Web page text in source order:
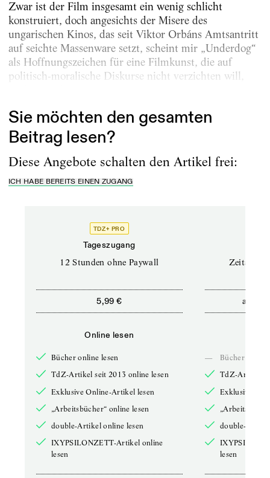
Zwar ist der Film insgesamt ein wenig schlicht
konstruiert, doch angesichts der Misere des
ungarischen Kinos, das seit Viktor Orbáns Amtsantritt
auf seichte Massenware setzt, scheint mir „Underdog“
als Hoffnungszeichen für eine Filmkunst, die auf
politisch-moralische Diskurse nicht verzichten will,
Sie möchten den gesamten
Beitrag lesen?
Diese Angebote schalten den Artikel frei:
ICH HABE BEREITS EINEN ZUGANG
TDZ+ PRO
Tageszugang
12 Stunden ohne Paywall
5,99 €
Online lesen
Bücher online lesen
TdZ-Artikel seit 2013 online lesen
Exklusive Online-Artikel lesen
„Arbeitsbücher“ online lesen
double-Artikel online lesen
IXYPSILONZETT-Artikel online
lesen
ab
—
Bücher online
TdZ-Artikel
Exklusive
double-
lesen